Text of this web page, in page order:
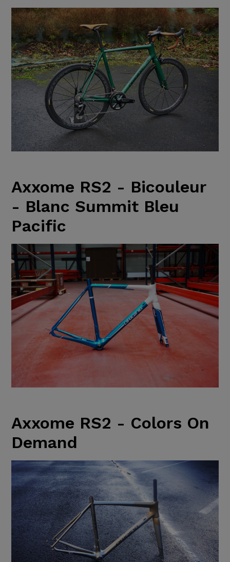
Axxome RS2 - Bicouleur
- Blanc Summit Bleu
Pacific
Axxome RS2 - Colors On
Demand